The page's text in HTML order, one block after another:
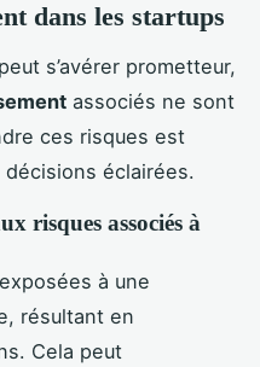
dans les startups
peut s’avérer prometteur,
associés ne sont
ces risques est
éclairées.
risques associés à
à une
résultant en
Cela peut